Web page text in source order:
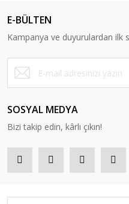
E-BÜLTEN
Kampanya ve duyurulardan ilk
SOSYAL MEDYA
Bizi takip edin, kârlı çıkın!